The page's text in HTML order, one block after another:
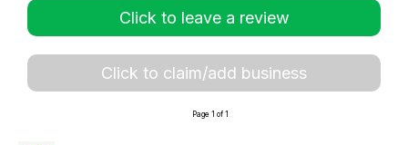
Click to leave a review
Click to claim/add business
Page 1 of 1